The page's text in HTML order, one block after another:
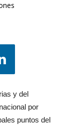
y del
por
puntos del